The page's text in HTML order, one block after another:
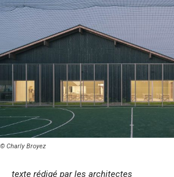
© Charly Broyez
texte rédigé par les architectes